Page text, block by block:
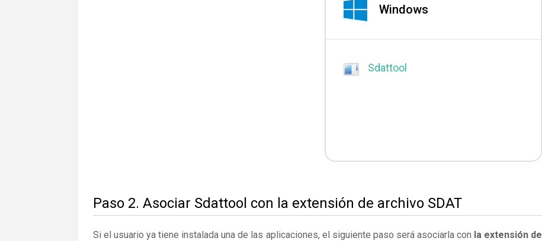
Windows
Sdattool
Paso 2. Asociar Sdattool con la extensión de archivo SDAT
Si el usuario ya tiene instalada una de las aplicaciones, el siguiente paso será asociarla con la extensión de